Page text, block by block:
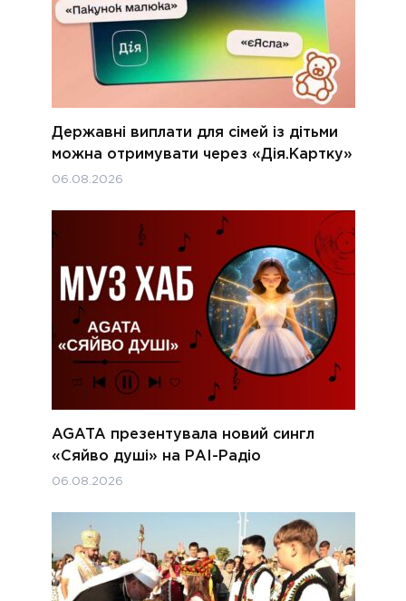
Державні виплати для сімей із дітьми
можна отримувати через «Дія.Картку»
06.08.2026
AGATA презентувала новий сингл
«Сяйво душі» на РАІ-Радіо
06.08.2026